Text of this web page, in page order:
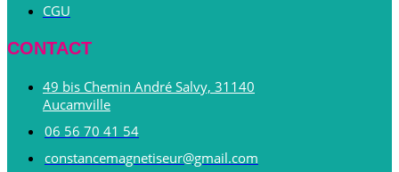
CGU
CONTACT
49 bis Chemin André Salvy, 31140
Aucamville
06 56 70 41 54
constancemagnetiseur@gmail.com